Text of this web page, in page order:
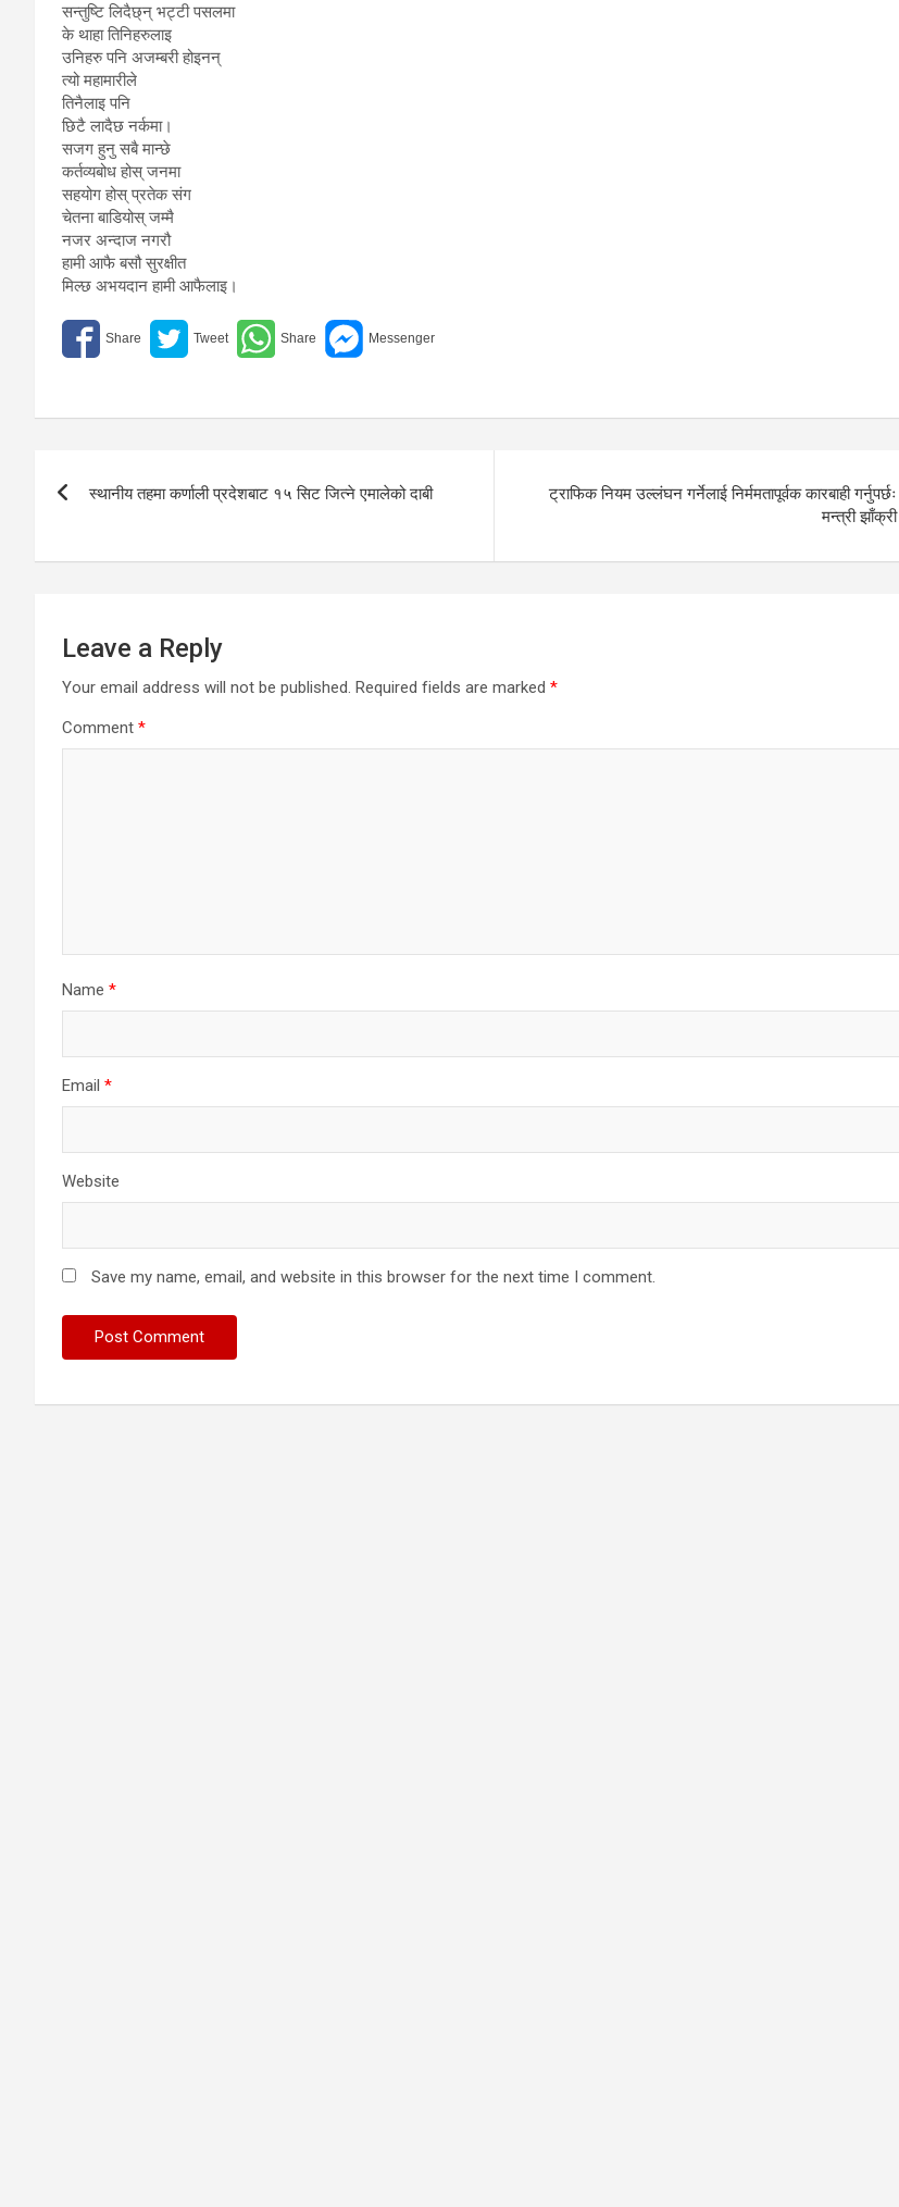
सन्तुष्टि लिदैछ्न् भट्टी पसलमा
के थाहा तिनिहरुलाइ
उनिहरु पनि अजम्बरी होइनन्
त्यो महामारीले
तिनैलाइ पनि
छिटै लादैछ नर्कमा।
सजग हुनु सबै मान्छे
कर्तव्यबोध होस् जनमा
सहयोग होस् प्रतेक संग
चेतना बाडियोस् जम्मै
नजर अन्दाज नगरौ
हामी आफै बसौ सुरक्षीत
मिल्छ अभयदान हामी आफैलाइ।
स्थानीय तहमा कर्णाली प्रदेशबाट १५ सिट जित्ने एमालेको दाबी
ट्राफिक नियम उल्लंघन गर्नेलाई निर्ममतापूर्वक कारबाही गर्नुपर्छः
मन्त्री झाँक्री
Leave a Reply
Your email address will not be published. Required fields are marked *
Comment *
Name *
Email *
Website
Save my name, email, and website in this browser for the next time I comment.